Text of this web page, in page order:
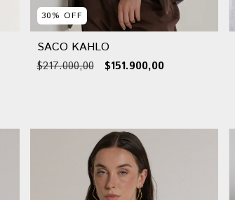
30% OFF
SACO KAHLO
$217.000,00 $151.900,00